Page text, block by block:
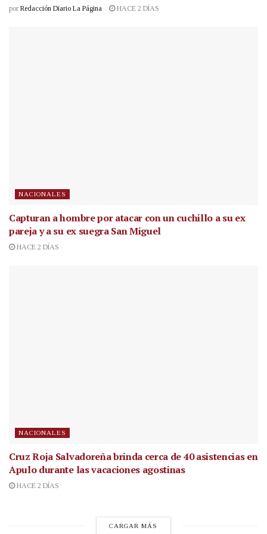
por Redacción Diario La Página HACE 2 DÍAS
NACIONALES
Capturan a hombre por atacar con un cuchillo a su ex
pareja y a su ex suegra San Miguel
HACE 2 DÍAS
NACIONALES
Cruz Roja Salvadoreña brinda cerca de 40 asistencias en
Apulo durante las vacaciones agostinas
HACE 2 DÍAS
CARGAR MÁS